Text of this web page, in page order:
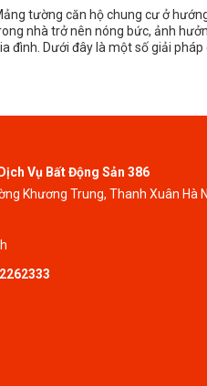
tường căn hộ chung cư ở
nhà trở nên nóng bức, ảnh
đình. Dưới đây là một số giải pháp
Vụ Bất Động Sản 386
Khương Trung, Thanh Xuân Hà